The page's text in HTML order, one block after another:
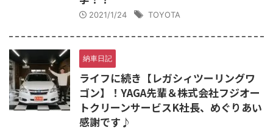
2021/1/24 TOYOTA
納車日記
ライフに続き【レガシィツーリングワ
ゴン】！YAGA先輩＆株式会社フジオー
トクリーンサービスK社長、めぐりあい
感謝です♪